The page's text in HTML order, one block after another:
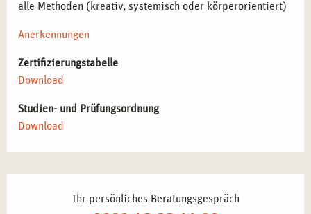
alle Methoden (kreativ, systemisch oder körperorientiert)
Anerkennungen
Zertifizierungstabelle
Download
Studien- und Prüfungsordnung
Download
Ihr persönliches Beratungsgespräch